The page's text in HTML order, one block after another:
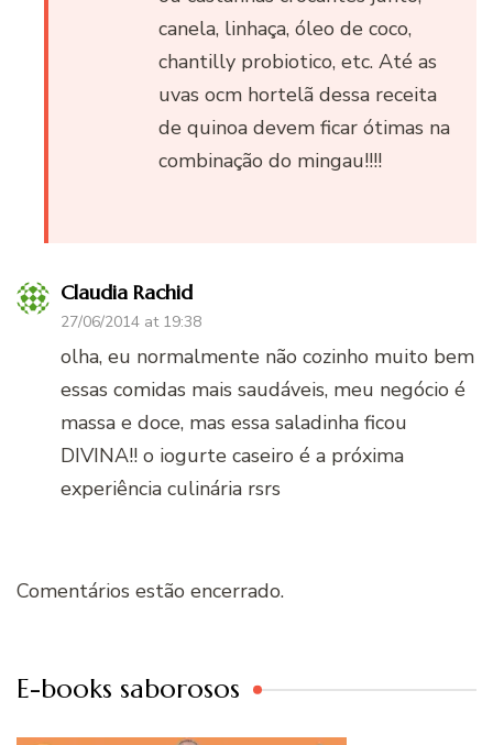
canela, linhaça, óleo de coco,
chantilly probiotico, etc. Até as
uvas ocm hortelã dessa receita
de quinoa devem ficar ótimas na
combinação do mingau!!!!
Claudia Rachid
27/06/2014 at 19:38
olha, eu normalmente não cozinho muito bem
essas comidas mais saudáveis, meu negócio é
massa e doce, mas essa saladinha ficou
DIVINA!! o iogurte caseiro é a próxima
experiência culinária rsrs
Comentários estão encerrado.
E-books saborosos